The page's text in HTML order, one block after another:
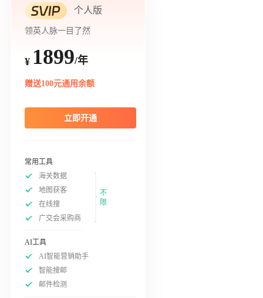
个人版
领英人脉一目了然
¥ 1899/年
赠送100元通用余额
立即开通
常用工具
海关数据
地图获客
在线搜
广交会采购商
不
限
AI工具
AI智能营销助手
智能搜邮
邮件检测